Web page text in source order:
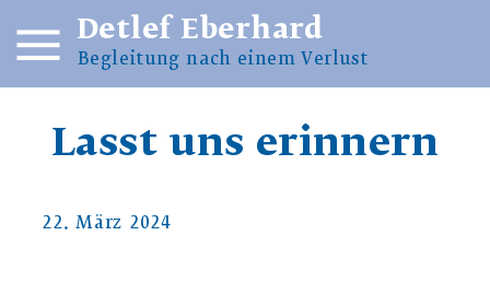
Detlef Eberhard
Begleitung nach einem Verlust
Kategorien
Lasst uns erinnern
22. März 2024